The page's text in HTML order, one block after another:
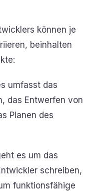
können je
beinhalten
umfasst das
das Entwerfen von
Planen des
es um das
schreiben,
funktionsfähige